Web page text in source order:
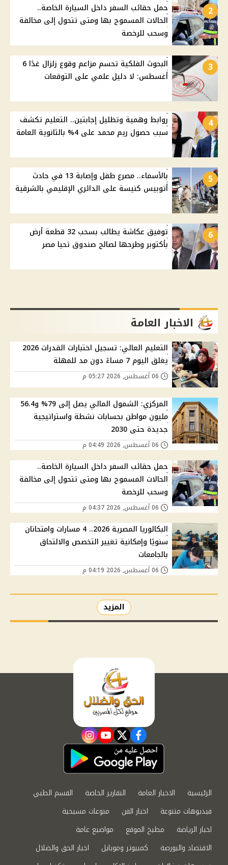
2
حمل حقائب السفر داخل السيارة الخاصة..
الحالات المسموح بها ومتى تتحول إلى مخالفة
وسحب للرخصة
3
البحوث الفلكية تحسم مزاعم وقوع زلزال غدًا 6
أغسطس: لا دليل علمي على التوقعات
4
روابط وهمية وتظليل إجابتين.. التعليم تكشف
سبب حصول ريم محمد على 4% بالثانوية العامة
5
بالأسماء.. مصرع طفل وإصابة 13 في حادث
أتوبيس كنيسة على الدائري الإقليمي بالشرقية
6
توفيق عكاشة يطالب بسحب 32 قطعة أرض
بأكتوبر وطرحها لصالح صندوق تحيا مصر
الاخبار العامة
التعليم العالي: تسجيل اختبارات القدرات 2026
يغلق اليوم 7 مساءً دون مد للمهلة
المركزي: الشمول المالي يصل إلى 79% و56.4
مليون مواطن بحسابات نشطة واستراتيجية
جديدة حتى 2030
حمل حقائب السفر داخل السيارة الخاصة..
الحالات المسموح بها ومتى تتحول إلى مخالفة
وسحب للرخصة
البكالوريا المصرية 2026.. 4 مسارات وامتحانان
سنويًا وإمكانية تغيير التخصص والالتحاق
بالجامعات
المزيد
facebook
twitter
youtube
instagram
الرئيسية الاخبار العامة التقارير الخاصة
القسم الطبي
فيديوهات متنوعة
اخبار الفن
منوعات مسيحية
اخبار الرياضة
مطبخ الموقع
مواضيع عامة
الاقتصاد والبورصة
كمبيوتر وموبايل
اخبار الحق والضلال